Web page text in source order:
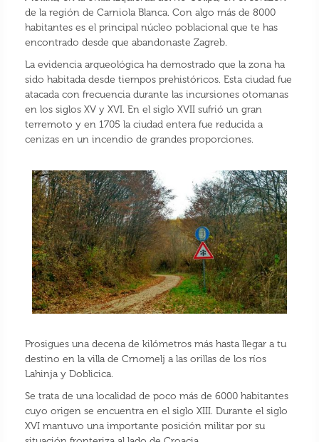
de la región de Carniola Blanca. Con algo más de 8000
habitantes es el principal núcleo poblacional que te has
encontrado desde que abandonaste Zagreb.
La evidencia arqueológica ha demostrado que la zona ha
sido habitada desde tiempos prehistóricos. Esta ciudad fue
atacada con frecuencia durante las incursiones otomanas
en los siglos XV y XVI. En el siglo XVII sufrió un gran
terremoto y en 1705 la ciudad entera fue reducida a
cenizas en un incendio de grandes proporciones.
Prosigues una decena de kilómetros más hasta llegar a tu
destino en la villa de Crnomelj a las orillas de los ríos
Lahinja y Doblicica.
Se trata de una localidad de poco más de 6000 habitantes
cuyo origen se encuentra en el siglo XIII. Durante el siglo
XVI mantuvo una importante posición militar por su